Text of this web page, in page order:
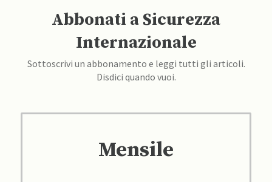
Abbonati a Sicurezza
Internazionale
Sottoscrivi un abbonamento e leggi tutti gli articoli.
Disdici quando vuoi.
Mensile